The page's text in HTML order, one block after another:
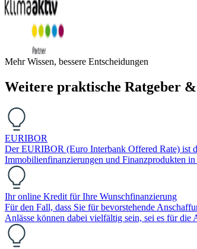
Mehr Wissen, bessere Entscheidungen
Weitere praktische Ratgeber
EURIBOR
Der EURIBOR (Euro Interbank Offered Rate) ist
Immobilienfinanzierungen und Finanzprodukten in
Ihr online Kredit für Ihre Wunschfinanzierung
Für den Fall, dass Sie für bevorstehende
Anlässe können dabei vielfältig sein, sei es für